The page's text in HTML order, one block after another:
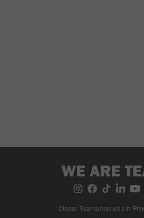
WE ARE
Dieser Teamshop ist ein